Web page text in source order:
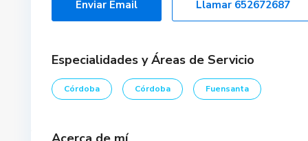
Enviar Email Llamar 652672687
Especialidades y Áreas de Servicio
Córdoba Córdoba Fuensanta